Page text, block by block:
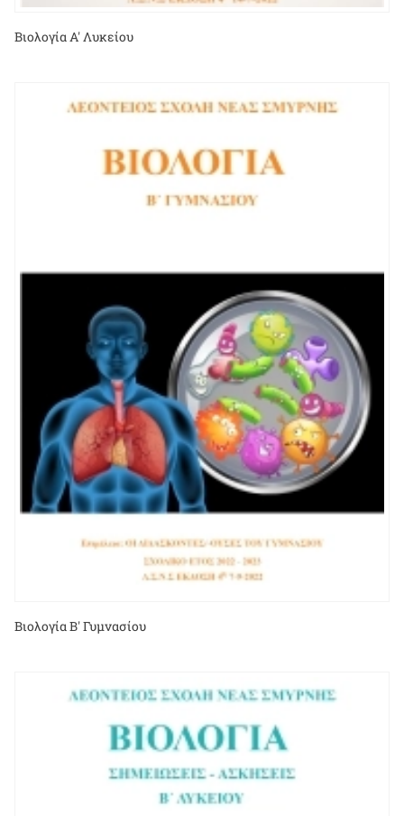
Βιολογία Α' Λυκείου
Βιολογία Β' Γυμνασίου